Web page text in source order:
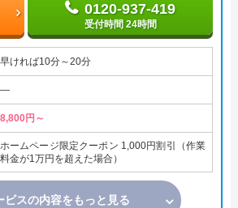
0120-937-419
受付時間 24時間
早ければ10分～20分
―
8,800円～
ホームページ限定クーポン 1,000円割引（作業
料金が1万円を超えた場合）
ビスの内容をもっと見る